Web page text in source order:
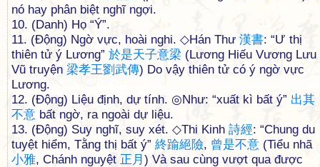
nó hay phân biệt nghĩ ngợi.
10. (Danh) Họ “Ý”.
11. (Động) Ngờ vực, hoài nghi. ◇Hán Thư 漢書: “Ư thị
thiên tử ý Lương” 於是天子意梁 (Lương Hiếu Vương Lưu
Vũ truyện 梁孝王劉武傳) Do vậy thiên tử có ý ngờ vực
Lương.
12. (Động) Liệu định, dự tính. ◎Như: “xuất kì bất ý” 出其
不意 bất ngờ, ra ngoài dự liệu.
13. (Động) Suy nghĩ, suy xét. ◇Thi Kinh 詩經: “Chung du
tuyệt hiểm, Tằng thị bất ý” 終踰絕險, 曾是不意 (Tiểu nhã
小雅, Chánh nguyệt 正 月 ) Và sau cùng vượt qua được